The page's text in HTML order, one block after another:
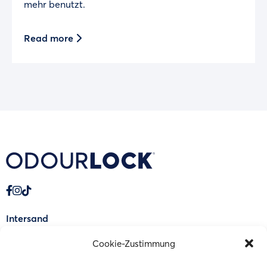
Cookie-Zustimmung
mehr benutzt.
Read more
Intersand
Blücare laboratorien